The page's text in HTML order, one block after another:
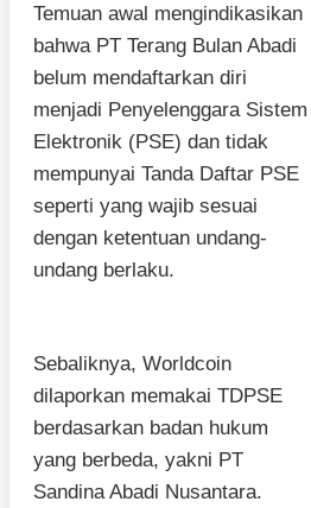
Temuan awal mengindikasikan
bahwa PT Terang Bulan Abadi
belum mendaftarkan diri
menjadi Penyelenggara Sistem
Elektronik (PSE) dan tidak
mempunyai Tanda Daftar PSE
seperti yang wajib sesuai
dengan ketentuan undang-
undang berlaku.
Sebaliknya, Worldcoin
dilaporkan memakai TDPSE
berdasarkan badan hukum
yang berbeda, yakni PT
Sandina Abadi Nusantara.